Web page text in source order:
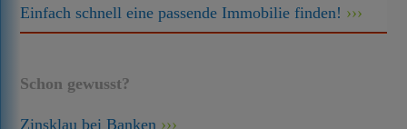
Einfach schnell eine passende Immobilie finden!
Schon gewusst?
Zinsklau bei Banken